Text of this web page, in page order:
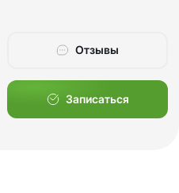
Отзывы
Записаться